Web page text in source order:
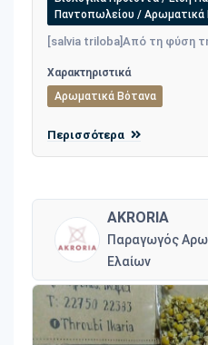
Παντοπωλείου / Αρωματικά
[salvia triloba]Από τη φύση
Χαρακτηριστικά
Αρωματικά Βότανα
Περισσότερα
AKRORIA
Παραγωγός
Ελαίων